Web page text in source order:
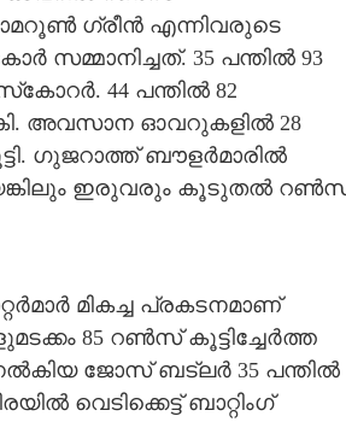
ഗ്രീൻ എന്നിവരുടെ
35 പന്തിൽ 93
44 പന്തിൽ 82
അവസാന ഓവറുകളിൽ 28
ഗുജറാത്ത് ബൗളർമാരിൽ
ഇരുവരും കൂടുതൽ
മികച്ച പ്രകടനമാണ്
85 റൺസ് കൂട്ടിച്ചേർത്ത
നൽകിയ ജോസ് ബട്‌ലർ 35 പന്തിൽ
വെടിക്കെട്ട് ബാറ്റിംഗ്